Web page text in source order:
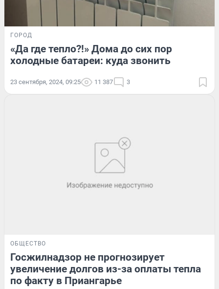
ГОРОД
«Да где тепло?!» Дома до сих пор
холодные батареи: куда звонить
23 сентября, 2024, 09:25 11 387 3
ОБЩЕСТВО
Госжилнадзор не прогнозирует
увеличение долгов из-за оплаты тепла
по факту в Приангарье